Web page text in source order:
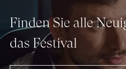
Finden Sie alle
das Festival